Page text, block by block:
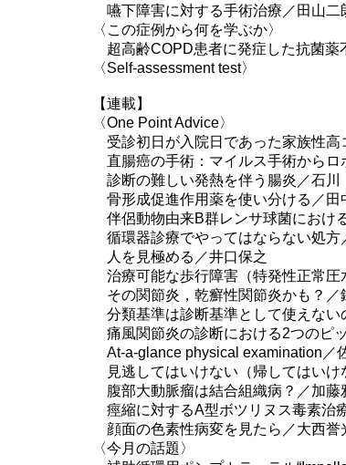
嚥下障害に対する手術治療／田山二
〈この症例から何を学ぶか〉
超高齢COPD患者に発症した抗菌
〈Self-assessment test〉
【連載】
〈One Point Advice〉
受診初日が入院日であった家族性高
直腸癌の手術：マイルス手術からロ
診断の難しい発熱を伴う腸炎／石
骨形成促進作用薬を使い分ける／田
伴侶動物由来B群レンサ球菌におけ
循環器診療でやってはならない処方
人を見極める／井口保之
治療可能な歩行障害（特発性正常圧
その関節炎，乾癬性関節炎かも？／
分類基準は診断基準として使えない
痛風関節炎の診断における2つのピ
At-a-glance physical examination／
見逃してはいけない（帰してはいけ
腹部大動脈瘤は結合組織病？／加藤
痙縮に対するA型ボツリヌス毒素治
顔面の色素性病変を見たら／大西誉
〈今月の話題〉